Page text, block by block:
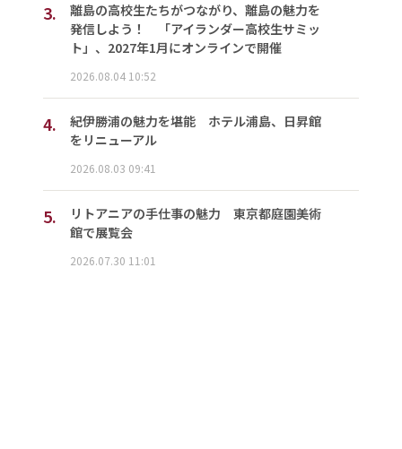
3.
離島の高校生たちがつながり、離島の魅力を
発信しよう！ 「アイランダー高校生サミッ
ト」、2027年1月にオンラインで開催
2026.08.04 10:52
4.
紀伊勝浦の魅力を堪能 ホテル浦島、日昇館
をリニューアル
2026.08.03 09:41
5.
リトアニアの手仕事の魅力 東京都庭園美術
館で展覧会
2026.07.30 11:01